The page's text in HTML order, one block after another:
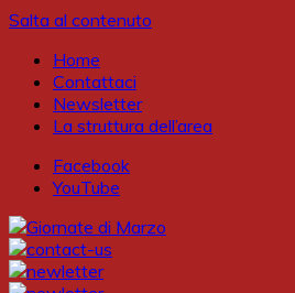
Salta al contenuto
Home
Contattaci
Newsletter
La struttura dell’area
Facebook
YouTube